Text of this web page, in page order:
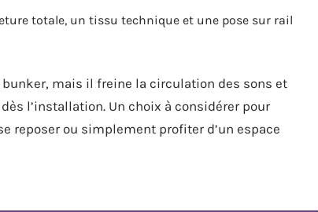
totale, un tissu technique et une pose sur rail
mais il freine la circulation des sons et
l’installation. Un choix à considérer pour
reposer ou simplement profiter d’un espace